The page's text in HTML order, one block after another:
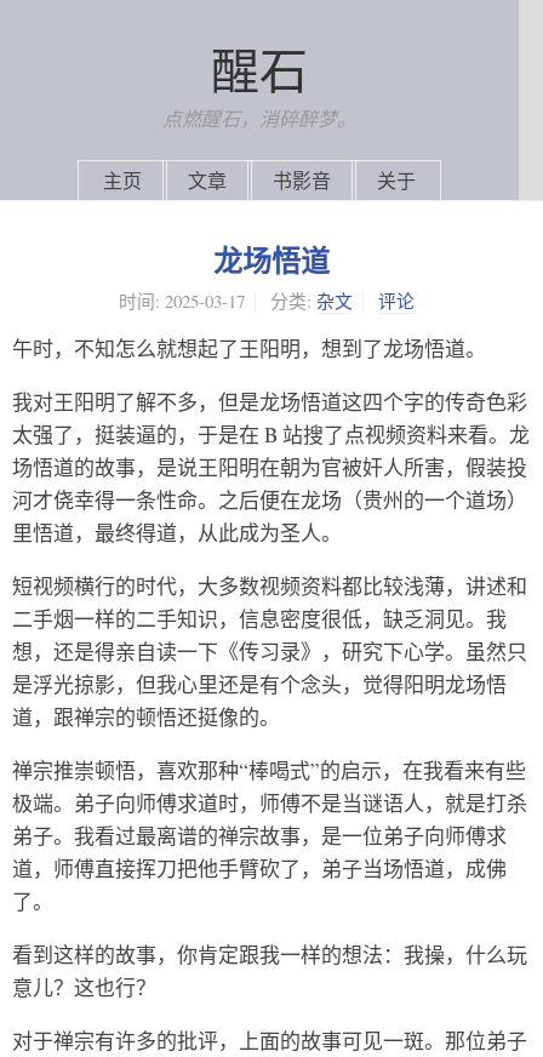
醒石
点燃醒石，消碎醉梦。
主页 文章 书影音 关于
龙场悟道
时间: 2025-03-17 分类: 杂文 评论
午时，不知怎么就想起了王阳明，想到了龙场悟道。
我对王阳明了解不多，但是龙场悟道这四个字的传奇色彩
太强了，挺装逼的，于是在 B 站搜了点视频资料来看。龙
场悟道的故事，是说王阳明在朝为官被奸人所害，假装投
河才侥幸得一条性命。之后便在龙场（贵州的一个道场）
里悟道，最终得道，从此成为圣人。
短视频横行的时代，大多数视频资料都比较浅薄，讲述和
二手烟一样的二手知识，信息密度很低，缺乏洞见。我
想，还是得亲自读一下《传习录》，研究下心学。虽然只
是浮光掠影，但我心里还是有个念头，觉得阳明龙场悟
道，跟禅宗的顿悟还挺像的。
禅宗推崇顿悟，喜欢那种“棒喝式”的启示，在我看来有些
极端。弟子向师傅求道时，师傅不是当谜语人，就是打杀
弟子。我看过最离谱的禅宗故事，是一位弟子向师傅求
道，师傅直接挥刀把他手臂砍了，弟子当场悟道，成佛
了。
看到这样的故事，你肯定跟我一样的想法：我操，什么玩
意儿？这也行？
对于禅宗有许多的批评，上面的故事可见一斑。那位弟子